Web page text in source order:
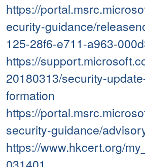
https://
ecurity-guidance/
125-28f6-e711-a963-
https://
20180313/security-
formation
https://
security-guidance/
https://www.hkcert.org/